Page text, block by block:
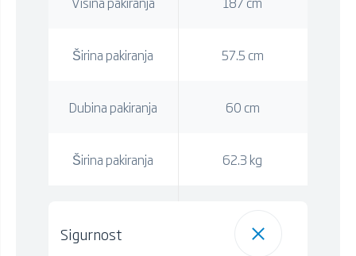
Širina pakiranja 57.5 cm
Dubina pakiranja 60 cm
Širina pakiranja 62.3 kg
Sigurnost